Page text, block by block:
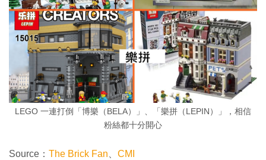
LEGO 一連打倒「博樂（BELA）」、「樂拼（LEPIN）」，相信
粉絲都十分開心
Source： The Brick Fan CMI